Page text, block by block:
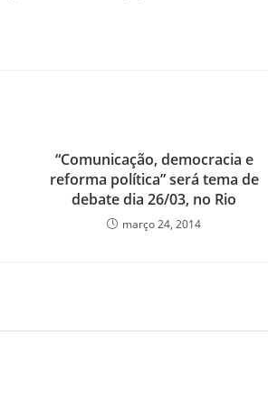
“Comunicação, democracia e
reforma política” será tema de
debate dia 26/03, no Rio
março 24, 2014